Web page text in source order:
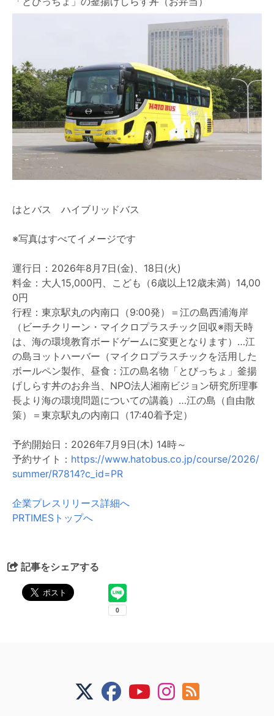
はとバス ハイブリッドバス
※写真はすべてイメージです
運行日：2026年8月7日(金)、18日(火)
料金：大人15,000円、こども（6歳以上12歳未満）14,00
0円
行程：東京駅丸の内南口（9:00発）＝江の島西浦海岸
（ビーチクリーン・マイクロプラスチック回収※雨天時
は、海の環境教育ボードゲームに変更となります）…江
の島ヨットハーバー（マイクロプラスチックを活用した
ボールペン製作、昼食：江の島名物「とびっちょ」釜揚
げしらす丼のお弁当、NPO法人湘南ビジョン研究所理事
長より海の環境問題についての講義）…江の島（自由散
策）＝東京駅丸の内南口（17:40着予定）
予約開始日：2026年7月9日(木) 14時～
予約サイト： https://www.hatobus.co.jp/course/2026/
summer/R7814?c_id=PR
企業プレスリリース詳細へ
PRTIMESトップへ
記事をシェアする